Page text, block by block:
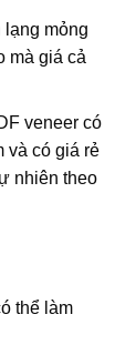
mỏng
mà giá cả
veneer có
và có giá rẻ
nhiên theo
thể làm